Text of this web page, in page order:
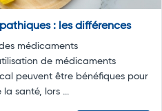
: les différences
médicaments
de médicaments
peuvent être bénéfiques pour
santé, lors ...